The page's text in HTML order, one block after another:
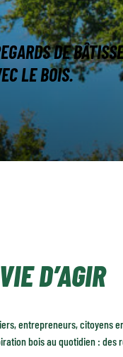
DE
LE BOIS.
D’AGIR
entrepreneurs, citoyens
bois au quotidien :